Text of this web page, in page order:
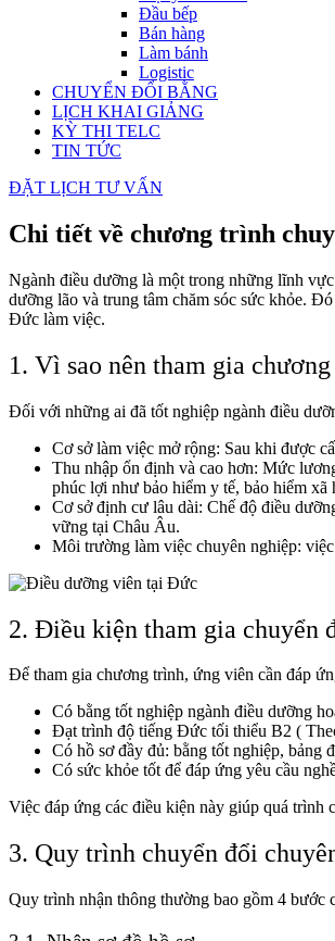
Đầu bếp
Bán hàng
Làm bánh
Logistic
CHUYỂN ĐỔI BẰNG
LỊCH KHAI GIẢNG
KỲ THI TELC
TIN TỨC
ĐẶT LỊCH TƯ VẤN
Chi tiết về chương trình
Ngành điều dưỡng là một trong những lĩnh
dưỡng lão và trung tâm chăm sóc sức khỏe.
Đức làm việc.
1. Vì sao nên tham gia
Đối với những ai đã tốt nghiệp ngành điều
Cơ sở làm việc mở rộng: Sau khi được
Thu nhập ổn định và cao hơn: Mức
phúc lợi như bảo hiểm y tế, bảo hiểm
Cơ sở định cư lâu dài: Chế độ điều
vững tại Châu Âu.
Môi trường làm việc chuyên nghiệp:
2. Điều kiện tham gia chuyển
Để tham gia chương trình, ứng viên cần đáp
Có bằng tốt nghiệp ngành điều dưỡng
Đạt trình độ tiếng Đức tối thiểu B2 (
Có hồ sơ đầy đủ: bằng tốt nghiệp, bảng
Có sức khỏe tốt để đáp ứng yêu cầu
Việc đáp ứng các điều kiện này giúp quá trình
3. Quy trình chuyển đổi
Quy trình nhận thông thường bao gồm 4 bước